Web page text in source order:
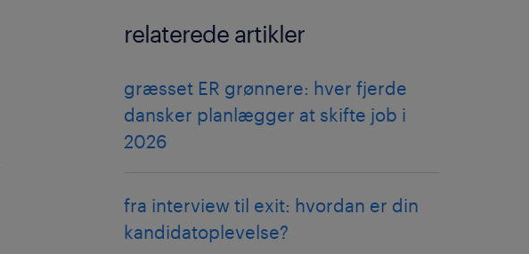
relaterede artikler
græsset ER grønnere: hver fjerde
dansker planlægger at skifte job i
2026
fra interview til exit: hvordan er din
kandidatoplevelse?